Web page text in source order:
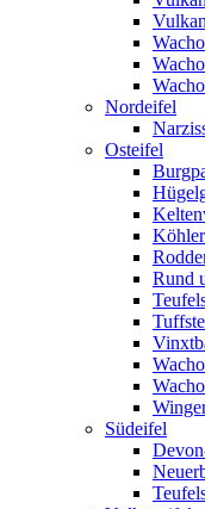
Nordeifel
Osteifel
Rund
Südeifel